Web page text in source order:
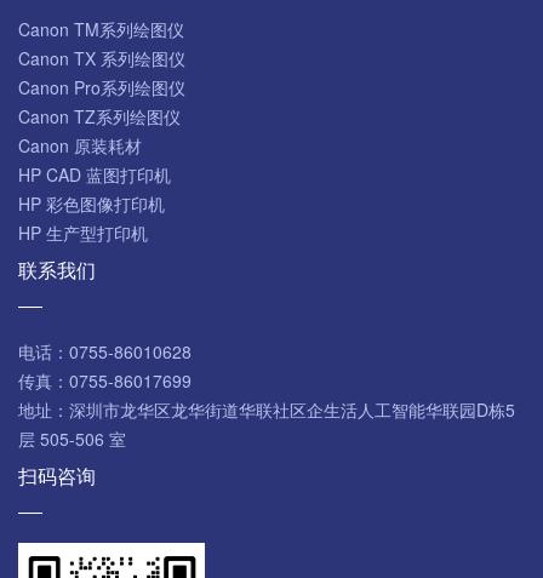
Canon TM系列绘图仪
Canon TX 系列绘图仪
Canon Pro系列绘图仪
Canon TZ系列绘图仪
Canon 原装耗材
HP CAD 蓝图打印机
HP 彩色图像打印机
HP 生产型打印机
联系我们
电话： 0755-86010628
传真： 0755-86017699
地址： 深圳市龙华区龙华街道华联社区企生活人工智能华联园D栋5
层 505-506 室
扫码咨询